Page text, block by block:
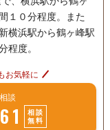
１０分程度。また
横浜駅から鶴ヶ峰駅
程度。
お気軽に
談
相談
無料